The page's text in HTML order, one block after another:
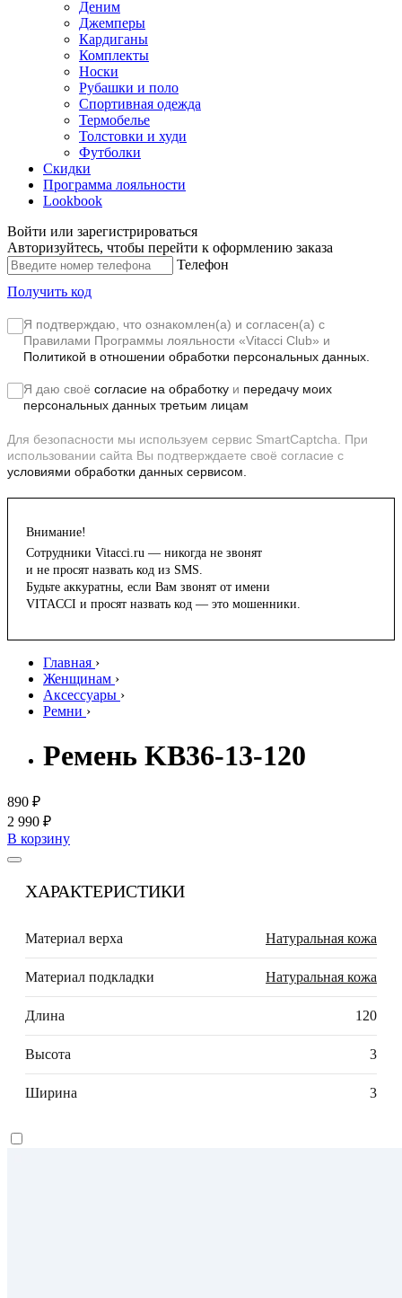
Деним
Джемперы
Кардиганы
Комплекты
Носки
Рубашки и поло
Спортивная одежда
Термобелье
Толстовки и худи
Футболки
Скидки
Программа лояльности
Lookbook
Войти или зарегистрироваться
Авторизуйтесь, чтобы перейти к оформлению заказа
Телефон
Получить код
Я подтверждаю, что ознакомлен(а) и согласен(а) с
Правилами Программы лояльности «Vitacci Club» и
Политикой в отношении обработки персональных данных.
Я даю своё согласие на обработку и передачу моих
персональных данных третьим лицам
Для безопасности мы используем сервис SmartCaptcha. При
использовании сайта Вы подтверждаете своё согласие с
условиями обработки данных сервисом.
Внимание!
Сотрудники Vitacci.ru — никогда не звонят
и не просят назвать код из SMS.
Будьте аккуратны, если Вам звонят от имени
VITACCI и просят назвать код — это мошенники.
Главная ›
Женщинам ›
Аксессуары ›
Ремни ›
Ремень KB36-13-120
890 ₽
2 990 ₽
В корзину
ХАРАКТЕРИСТИКИ
Материал верха Натуральная кожа
Материал подкладки Натуральная кожа
Длина 120
Высота 3
Ширина 3